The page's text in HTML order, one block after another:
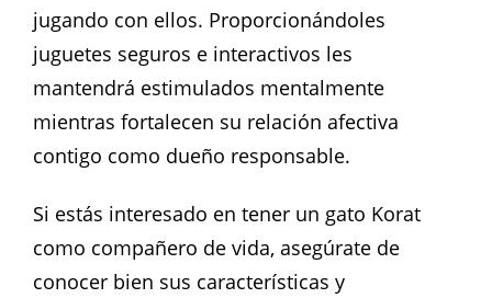
jugando con ellos. Proporcionándoles
juguetes seguros e interactivos les
mantendrá estimulados mentalmente
mientras fortalecen su relación afectiva
contigo como dueño responsable.
Si estás interesado en tener un gato Korat
como compañero de vida, asegúrate de
conocer bien sus características y